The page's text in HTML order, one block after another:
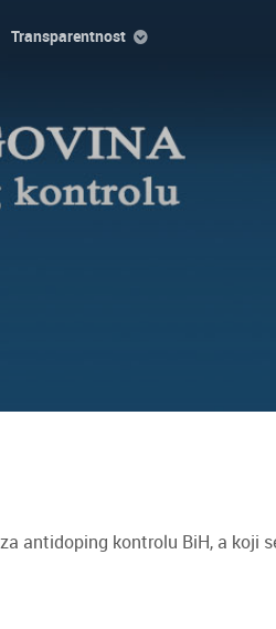
Transparentnost
antidoping kontrolu BiH, a koji